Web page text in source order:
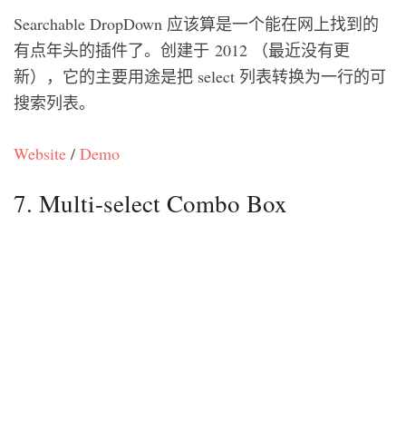
Searchable DropDown 应该算是一个能在网上找到的
有点年头的插件了。创建于 2012 （最近没有更
新），它的主要用途是把 select 列表转换为一行的可
搜索列表。
Website / Demo
7. Multi-select Combo Box